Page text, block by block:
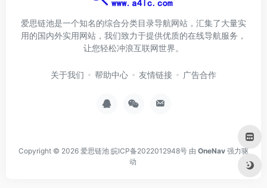
爱思链池是一个知名的综合分类目录导航网站，汇集了大量实
用的国内外实用网站，我们致力于提供优质的在线导航服务，
让您轻松冲浪互联网世界。
关于我们 帮助中心 友情链接 广告合作
Copyright © 2026 爱思链池 皖ICP备2022012948号 由 OneNav 强力驱
动